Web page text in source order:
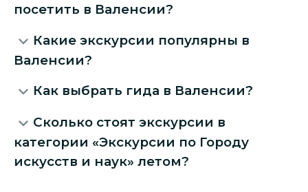
посетить в Валенсии?
Какие экскурсии популярны в
Валенсии?
Как выбрать гида в Валенсии?
Сколько стоят экскурсии в
категории «Экскурсии по Городу
искусств и наук» летом?